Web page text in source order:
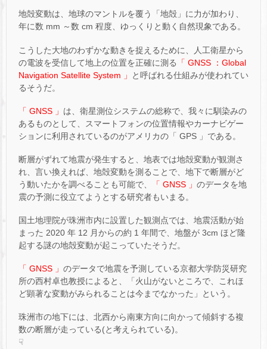
地殻変動は、地球のマントルを覆う「地殻」に力が加わり、
年に数 mm ～数 cm 程度、ゆっくりと動く自然現象である。
こうした大地のわずかな動きを捉えるために、人工衛星から
の電波を受信して地上の位置を正確に測る
「 GNSS ：Global
Navigation Satellite System 」
と呼ばれる仕組みが使われてい
るそうだ。
「 GNSS 」 は、衛星測位システムの総称で、我々に馴染みの
あるものとして、スマートフォンの位置情報やカーナビゲー
ションに利用されているのがアメリカの「 GPS 」である。
断層がずれて地震が発生すると、地表では地殻変動が観測さ
れ、言い換えれば、地殻変動を測ることで、地下で断層がど
う動いたかを調べることも可能で、
「 GNSS 」 のデータを地
震の予測に役立てようとする研究者もいまる。
国土地理院が珠洲市内に設置した観測点では、地震活動が始
まった 2020 年 12 月からの約 1 年間で、地盤が 3cm ほど隆
起する謎の地殻変動が起こっていたそうだ。
「 GNSS 」 のデータで地震を予測している京都大学防災研究
所の西村卓也教授によると、「火山がないところで、これほ
ど顕著な変動がみられることは今までなかった」という。
珠洲市の地下には、北西から南東方向に向かって傾斜する複
数の断層が走っている(と考えられている)。
☟